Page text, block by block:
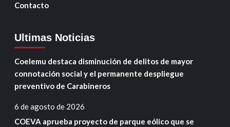
Contacto
Ultimas Noticias
Coelemu destaca disminución de delitos de mayor
connotación social y el permanente despliegue
preventivo de Carabineros
6 de agosto de 2026
COEVA aprueba proyecto de parque eólico que se